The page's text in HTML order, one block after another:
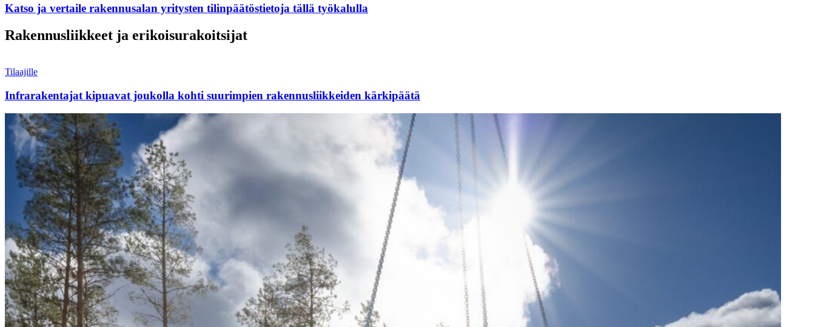
Katso ja vertaile rakennusalan yritysten tilinpäätöstietoja tällä työkalulla
Rakennusliikkeet ja erikoisurakoitsijat
Tilaajille
Infrarakentajat kipuavat joukolla kohti suurimpien rakennusliikkeiden kärkipäätä